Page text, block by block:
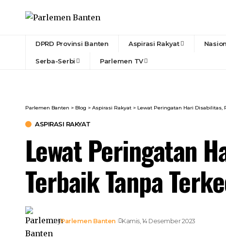
DPRD Provinsi Banten Aspirasi Rakyat
Serba-Serbi Parlemen TV
Parlemen Banten > Blog > Aspirasi Rakyat > Lewat Peringatan Hari Disabilitas,
ASPIRASI RAKYAT
Lewat Peringatan
Terbaik Tanpa
ByParlemen Banten Kamis, 14 Desember 2023